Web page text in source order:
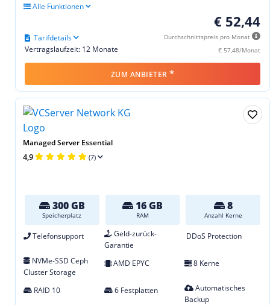
Alle Funktionen
€ 52,44
Durchschnittspreis pro Monat
€ 57,48/Monat
Vertragslaufzeit: 12 Monate
Tarifdetails
ZUM ANBIETER *
Managed Server Essential
4,9 (7)
300 GB
Speicherplatz
16 GB
RAM
8
Anzahl Kerne
Telefonsupport
Geld-zurück-
Garantie
DDoS Protection
NVMe-SSD Ceph
Cluster Storage
AMD EPYC 8 Kerne
RAID 10 6 Festplatten
Automatisches
Backup